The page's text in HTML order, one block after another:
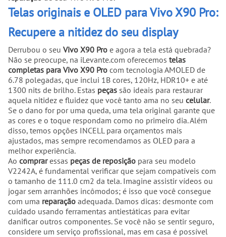
Telas originais e OLED para Vivo X90 Pro:
Recupere a nitidez do seu display
Derrubou o seu Vivo X90 Pro e agora a tela está quebrada?
Não se preocupe, na iLevante.com oferecemos telas
completas para Vivo X90 Pro com tecnologia AMOLED de
6.78 polegadas, que inclui 1B cores, 120Hz, HDR10+ e até
1300 nits de brilho. Estas peças são ideais para restaurar
aquela nitidez e fluidez que você tanto ama no seu celular.
Se o dano for por uma queda, uma tela original garante que
as cores e o toque respondam como no primeiro dia. Além
disso, temos opções INCELL para orçamentos mais
ajustados, mas sempre recomendamos as OLED para a
melhor experiência.
Ao compraressas peças de reposição para seu modelo
V2242A, é fundamental verificar que sejam compatíveis com
o tamanho de 111.0 cm2 da tela. Imagine assistir vídeos ou
jogar sem arranhões incômodos; é isso que você consegue
com uma reparação adequada. Damos dicas: desmonte com
cuidado usando ferramentas antiestáticas para evitar
danificar outros componentes. Se você não se sentir seguro,
considere um serviço profissional, mas em casa é possível